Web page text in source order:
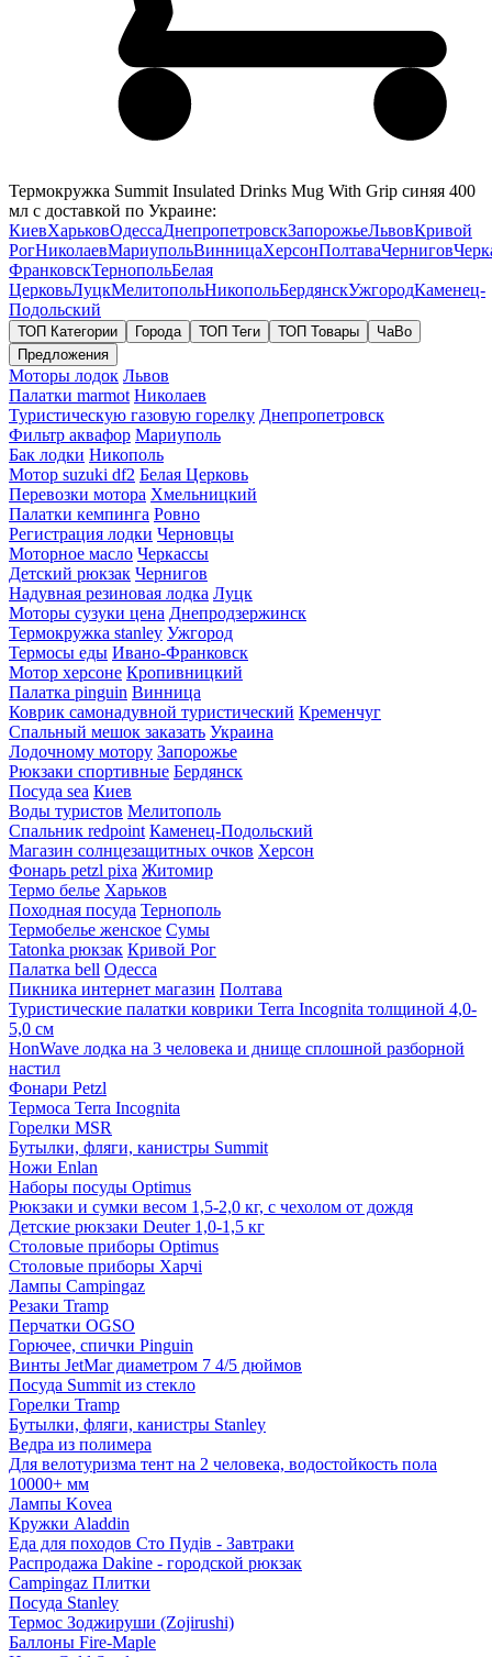
Термокружка Summit Insulated Drinks Mug With Grip синяя 400
мл с доставкой по Украине:
КиевХарьковОдессаДнепропетровскЗапорожьеЛьвовКривой
РогНиколаевМариупольВинницаХерсонПолтаваЧернигов
ФранковскТернопольБелая
ЦерковьЛуцкМелитопольНикопольБердянскУжгородКаменец-
Подольский
ТОП Категории Города ТОП Теги ТОП Товары
ЧаВо
Предложения
Моторы лодок Львов
Палатки marmot Николаев
Туристическую газовую горелку Днепропетровск
Фильтр аквафор Мариуполь
Бак лодки Никополь
Мотор suzuki df2 Белая Церковь
Перевозки мотора Хмельницкий
Палатки кемпинга Ровно
Регистрация лодки Черновцы
Моторное масло Черкассы
Детский рюкзак Чернигов
Надувная резиновая лодка Луцк
Моторы сузуки цена Днепродзержинск
Термокружка stanley Ужгород
Термосы еды Ивано-Франковск
Мотор херсоне Кропивницкий
Палатка pinguin Винница
Коврик самонадувной туристический Кременчуг
Спальный мешок заказать Украина
Лодочному мотору Запорожье
Рюкзаки спортивные Бердянск
Посуда sea Киев
Воды туристов Мелитополь
Спальник redpoint Каменец-Подольский
Магазин солнцезащитных очков Херсон
Фонарь petzl pixa Житомир
Термо белье Харьков
Походная посуда Тернополь
Термобелье женское Сумы
Tatonka рюкзак Кривой Рог
Палатка bell Одесса
Пикника интернет магазин Полтава
Туристические палатки коврики Terra Incognita толщиной 4,0-
5,0 см
HonWave лодка на 3 человека и днище сплошной разборной
настил
Фонари Petzl
Термоса Terra Incognita
Горелки MSR
Бутылки, фляги, канистры Summit
Ножи Enlan
Наборы посуды Optimus
Рюкзаки и сумки весом 1,5-2,0 кг, с чехолом от дождя
Детские рюкзаки Deuter 1,0-1,5 кг
Столовые приборы Optimus
Столовые приборы Харчі
Лампы Campingaz
Резаки Tramp
Перчатки OGSO
Горючее, спички Pinguin
Винты JetMar диаметром 7 4/5 дюймов
Посуда Summit из стекло
Горелки Tramp
Бутылки, фляги, канистры Stanley
Ведра из полимера
Для велотуризма тент на 2 человека, водостойкость пола
10000+ мм
Лампы Kovea
Кружки Aladdin
Еда для походов Сто Пудів - Завтраки
Распродажа Dakine - городской рюкзак
Campingaz Плитки
Посуда Stanley
Термос Зоджируши (Zojirushi)
Баллоны Fire-Maple